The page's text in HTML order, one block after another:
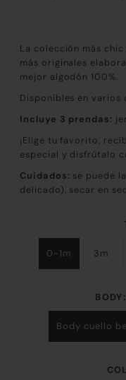
La colección más
más originales
mejor algodón 100%.
Disponibles en varios
Incluye 3 prendas:
¡Elige tu favorito,
especial y disfrútalo
Cuidados: se puede
delicado), secar en
0-1m 3m
BODY:
Body cuello